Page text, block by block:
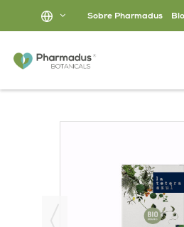
Sobre Pharmadus